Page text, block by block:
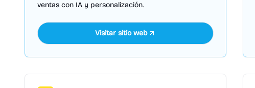
ventas con IA y personalización.
Visitar sitio web